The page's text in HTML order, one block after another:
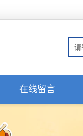
在线留言